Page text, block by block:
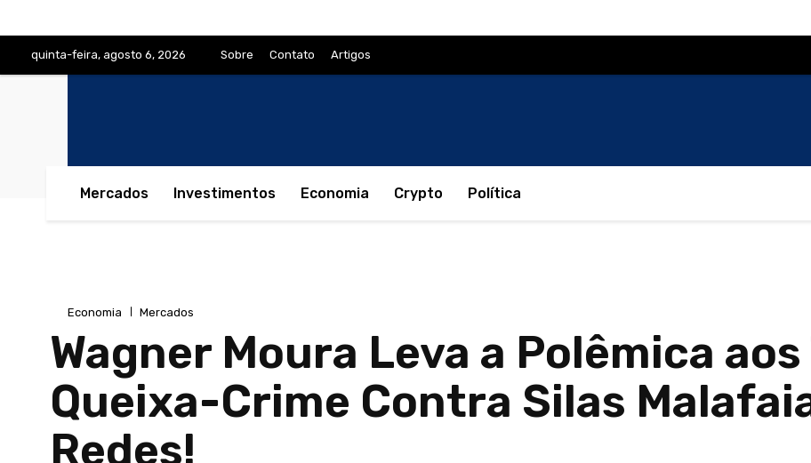
quinta-feira, agosto 6, 2026 Sobre Contato Artigos
Mercados Investimentos Economia Crypto Política
Economia Mercados
Wagner Moura Leva a Polêmica
Queixa-Crime Contra Silas
Redes!